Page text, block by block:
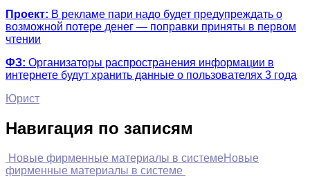
Проект: В рекламе пари надо будет предупреждать о
возможной потере денег — поправки приняты в первом
чтении
ФЗ: Организаторы распространения информации в
интернете будут хранить данные о пользователях 3 года
Юрист
Навигация по записям
Новые фирменные материалы в системеНовые
фирменные материалы в системе